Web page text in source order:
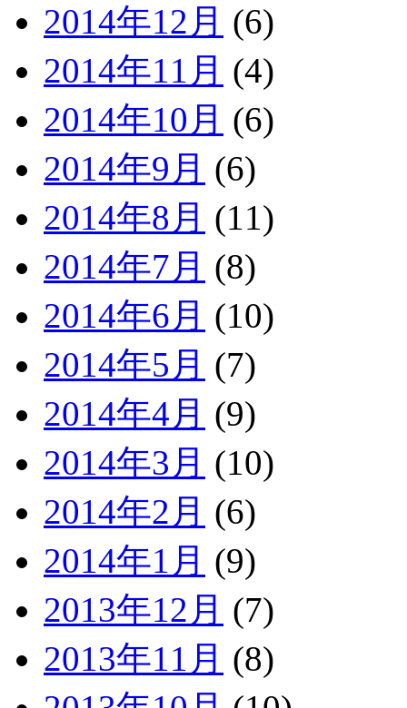
2014年12月 (6)
2014年11月 (4)
2014年10月 (6)
2014年9月 (6)
2014年8月 (11)
2014年7月 (8)
2014年6月 (10)
2014年5月 (7)
2014年4月 (9)
2014年3月 (10)
2014年2月 (6)
2014年1月 (9)
2013年12月 (7)
2013年11月 (8)